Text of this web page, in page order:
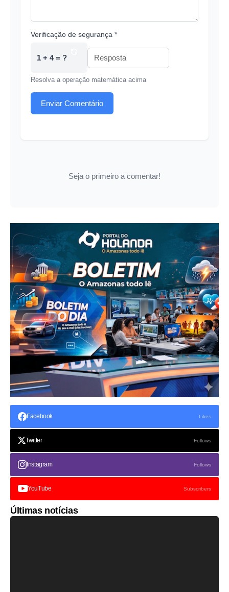
Verificação de segurança *
1 + 4 = ?
Resolva a operação matemática acima
Enviar Comentário
Seja o primeiro a comentar!
Facebook Likes
Twitter Follows
Instagram Follows
YouTube Subscribers
Últimas notícias